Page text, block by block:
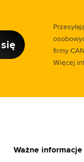
firmy
Więcej
Ważne informacje